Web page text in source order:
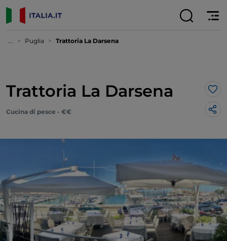
... Puglia Trattoria La Darsena
Trattoria La Darsena
Cucina di pesce - €€